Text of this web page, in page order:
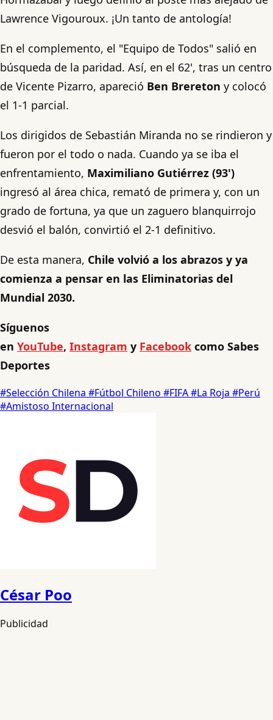
Lawrence Vigouroux. ¡Un tanto de antología!
En el complemento, el "Equipo de Todos" salió en
búsqueda de la paridad. Así, en el 62', tras un centro
de Vicente Pizarro, apareció Ben Brereton y colocó
el 1-1 parcial.
Los dirigidos de Sebastián Miranda no se rindieron y
fueron por el todo o nada. Cuando ya se iba el
enfrentamiento, Maximiliano Gutiérrez (93')
ingresó al área chica, remató de primera y, con un
grado de fortuna, ya que un zaguero blanquirrojo
desvió el balón, convirtió el 2-1 definitivo.
De esta manera, Chile volvió a los abrazos y ya
comienza a pensar en las Eliminatorias del
Mundial 2030.
Síguenos
en YouTube, Instagram y Facebook como Sabes
Deportes
#Selección Chilena #Fútbol Chileno #FIFA#La Roja #Perú
#Amistoso Internacional
César Poo
Publicidad